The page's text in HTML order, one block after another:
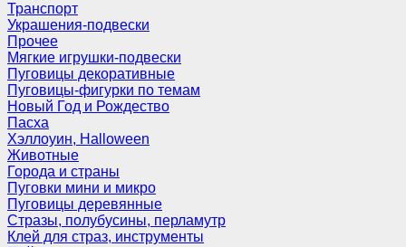
Транспорт
Украшения-подвески
Прочее
Мягкие игрушки-подвески
Пуговицы декоративные
Пуговицы-фигурки по темам
Новый Год и Рождество
Пасха
Хэллоуин, Halloween
Животные
Города и страны
Пуговки мини и микро
Пуговицы деревянные
Стразы, полубусины, перламутр
Клей для страз, инструменты